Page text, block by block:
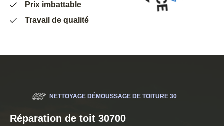
Prix imbattable
Travail de qualité
NETTOYAGE DÉMOUSSAGE DE TOITURE 30
Réparation de toit 30700